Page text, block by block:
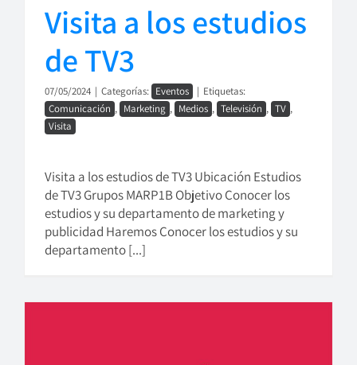
Visita a los estudios
de TV3
07/05/2024 | Categorías: Eventos | Etiquetas:
Comunicación , Marketing , Medios , Televisión , TV ,
Visita
Visita a los estudios de TV3 Ubicación Estudios
de TV3 Grupos MARP1B Objetivo Conocer los
estudios y su departamento de marketing y
publicidad Haremos Conocer los estudios y su
departamento [...]